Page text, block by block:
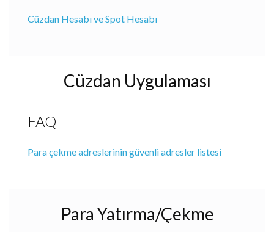
Cüzdan Hesabı ve Spot Hesabı
Cüzdan Uygulaması
FAQ
Para çekme adreslerinin güvenli adresler listesi
Para Yatırma/Çekme